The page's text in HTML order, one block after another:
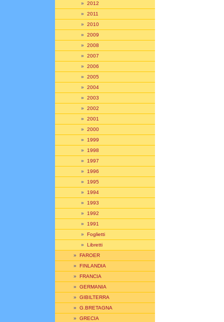
» 2012
» 2011
» 2010
» 2009
» 2008
» 2007
» 2006
» 2005
» 2004
» 2003
» 2002
» 2001
» 2000
» 1999
» 1998
» 1997
» 1996
» 1995
» 1994
» 1993
» 1992
» 1991
» Foglietti
» Libretti
» FAROER
» FINLANDIA
» FRANCIA
» GERMANIA
» GIBILTERRA
» G.BRETAGNA
» GRECIA